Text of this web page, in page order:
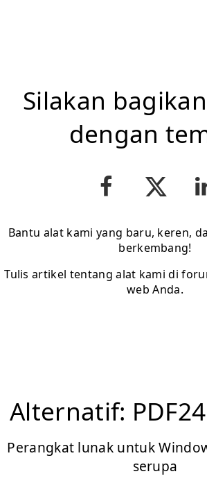
Silakan
dengan
Bantu alat kami yang baru, keren,
berkembang!
Tulis artikel tentang alat kami di
web Anda.
Alternatif:
Perangkat lunak untuk
serupa